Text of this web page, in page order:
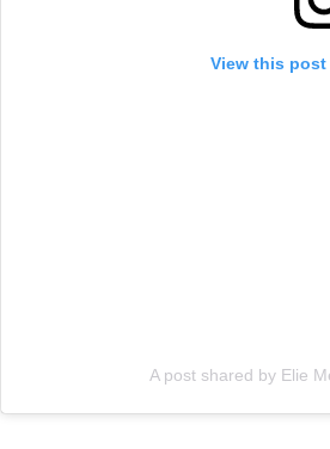
View this
A post shared by Elie